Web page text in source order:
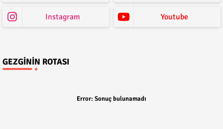
Instagram Youtube
GEZGININ ROTASI
Error: Sonuç bulunamadı